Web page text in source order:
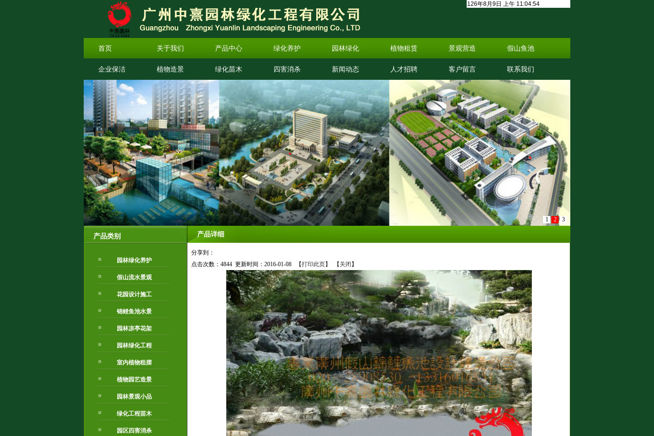
首页 关于我们 产品中心 绿化养护 园林绿化 植物租赁 景观营造 假山鱼池
企业保洁 植物造景 绿化苗木 四害消杀 新闻动态 人才招聘 客户留言 联系我们
1 2 3
产品类别
园林绿化养护
假山流水景观
花园设计施工
锦鲤鱼池水景
园林凉亭花架
园林绿化工程
室内植物租摆
植物园艺造景
园林景观小品
绿化工程苗木
园区四害消杀
产品详细
分享到：
点击次数： 4844 更新时间：2016-01-08 【打印此页】 【 关闭 】